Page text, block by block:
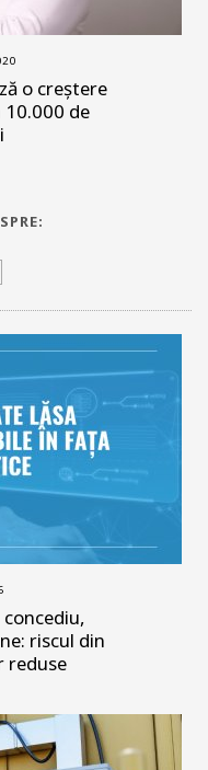
o creștere
de
riscul din
reduse